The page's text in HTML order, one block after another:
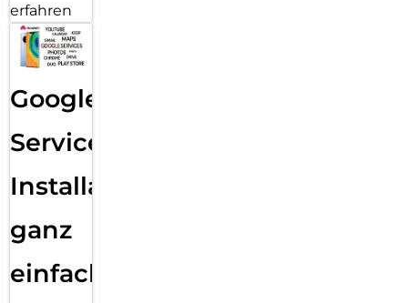
erfahren
Google
Services
Installation
ganz
einfach